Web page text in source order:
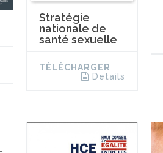
Stratégie
nationale de
santé sexuelle
TÉLÉCHARGER
Details